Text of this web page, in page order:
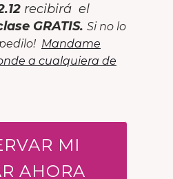
recibirá el
GRATIS. Si no lo
Mandame
a cualquiera de
MI
AHORA